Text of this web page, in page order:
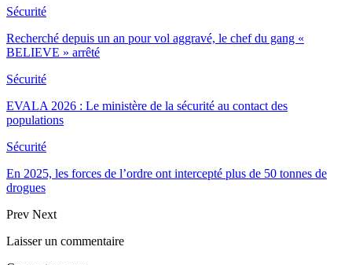
Sécurité
Recherché depuis un an pour vol aggravé, le chef du gang «
BELIEVE » arrêté
Sécurité
EVALA 2026 : Le ministère de la sécurité au contact des
populations
Sécurité
En 2025, les forces de l’ordre ont intercepté plus de 50 tonnes de
drogues
Prev Next
Laisser un commentaire